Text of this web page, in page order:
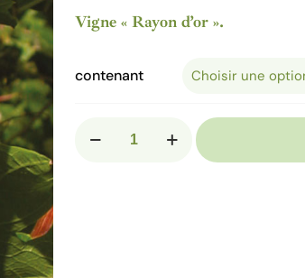
Vigne « Rayon d’or ».
contenant